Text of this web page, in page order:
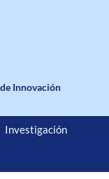
Innovación
Investigación